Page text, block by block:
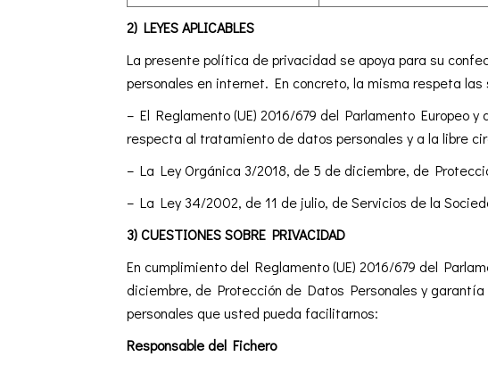
2) LEYES APLICABLES
La presente política de privacidad se apoya para su
personales en internet. En concreto, la misma respeta
– El Reglamento (UE) 2016/679 del Parlamento Europeo
respecta al tratamiento de datos personales y a la libre
– La Ley Orgánica 3/2018, de 5 de diciembre, de
– La Ley 34/2002, de 11 de julio, de Servicios de la
3) CUESTIONES SOBRE PRIVACIDAD
En cumplimiento del Reglamento (UE) 2016/679 del
diciembre, de Protección de Datos Personales y
personales que usted pueda facilitarnos:
Responsable del Fichero